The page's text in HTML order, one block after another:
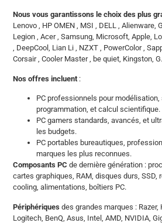
Nous vous garantissons le choix des plus
Lenovo , HP OMEN , MSI , DELL , Alienware,
Legion , Acer , Samsung, Microsoft, Apple,
, DeepCool, Lian Li , NZXT , PowerColor ,
Corsair , Cooler Master , be quiet, Kingston,
Nos offres incluent :
PC professionnels pour modélisation,
programmation, et calcul scientifique.
PC gamers standards, avancés, et
les budgets.
PC portables bureautiques,
marques les plus reconnues.
Composants PC de dernière génération :
cartes graphiques, RAM, disques durs,
cooling, alimentations, boîtiers PC.
Périphériques des grandes marques : Razer,
Logitech, BenQ, Asus, Intel, AMD, NVIDIA,